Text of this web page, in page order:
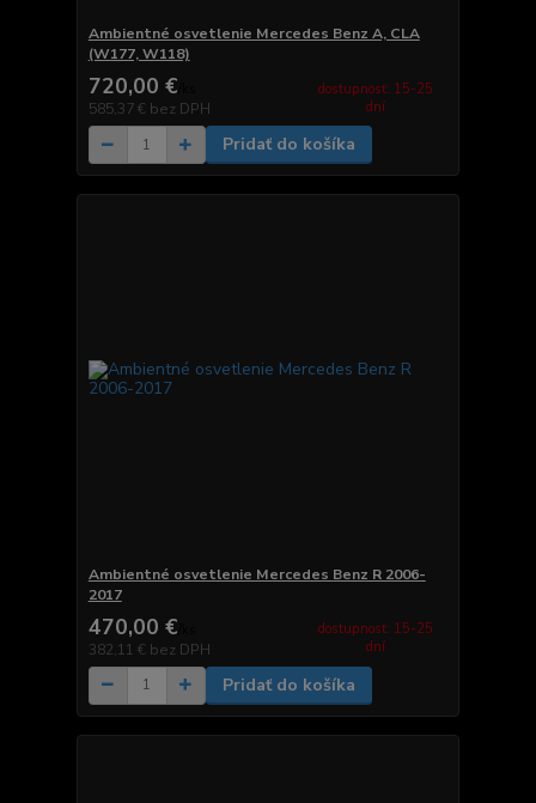
Ambientné osvetlenie Mercedes Benz A, CLA
(W177, W118)
720,00 €
585,37 € bez DPH
dostupnosť: 15-25
dní
Pridať do košíka
Ambientné osvetlenie Mercedes Benz R 2006-
2017
470,00 €
382,11 € bez DPH
dostupnosť: 15-25
dní
Pridať do košíka